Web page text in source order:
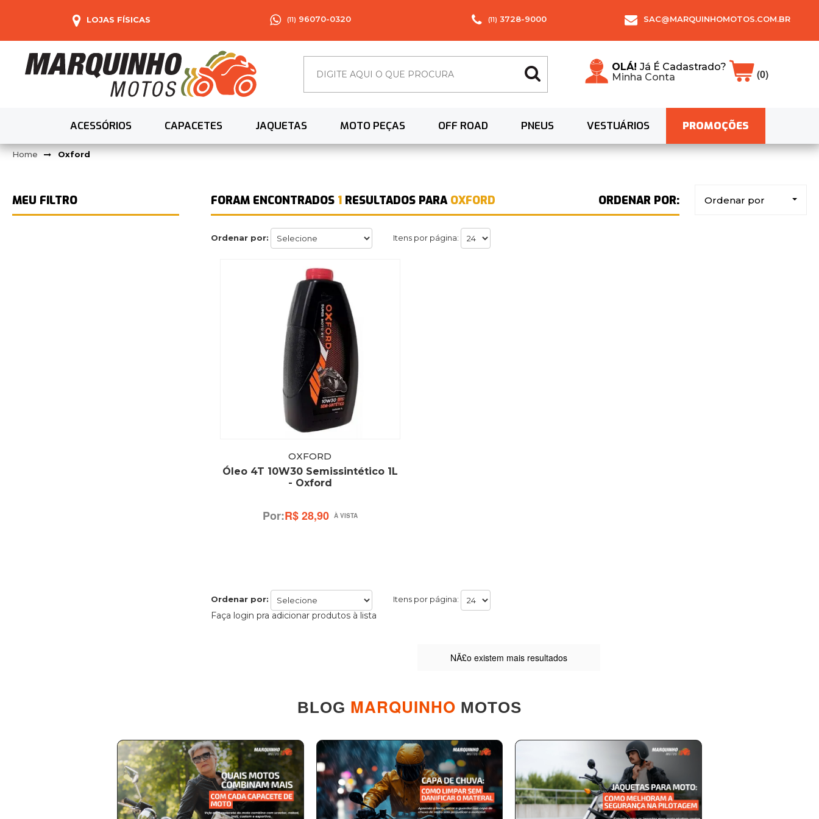
LOJAS FÍSICAS (11) 96070-0320 (11) 3728-9000 SAC@MARQUINHOMOTOS.COM.BR
OLÁ!Já É Cadastrado?
Minha Conta
(0)
ACESSÓRIOS CAPACETES JAQUETAS MOTO PEÇAS OFF ROAD PNEUS VESTUÁRIOS PROMOÇÕES
Oxford
FORAM ENCONTRADOS 1RESULTADOS PARA OXFORD Ordenar por
Ordenar por: Itens por página:
OXFORD
Óleo 4T 10W30 Semissintético 1L
- Oxford
R$ 28,90
Ordenar por: Itens por página:
Faça login pra adicionar produtos à lista
NÃ£o existem mais resultados
BLOG MARQUINHO MOTOS